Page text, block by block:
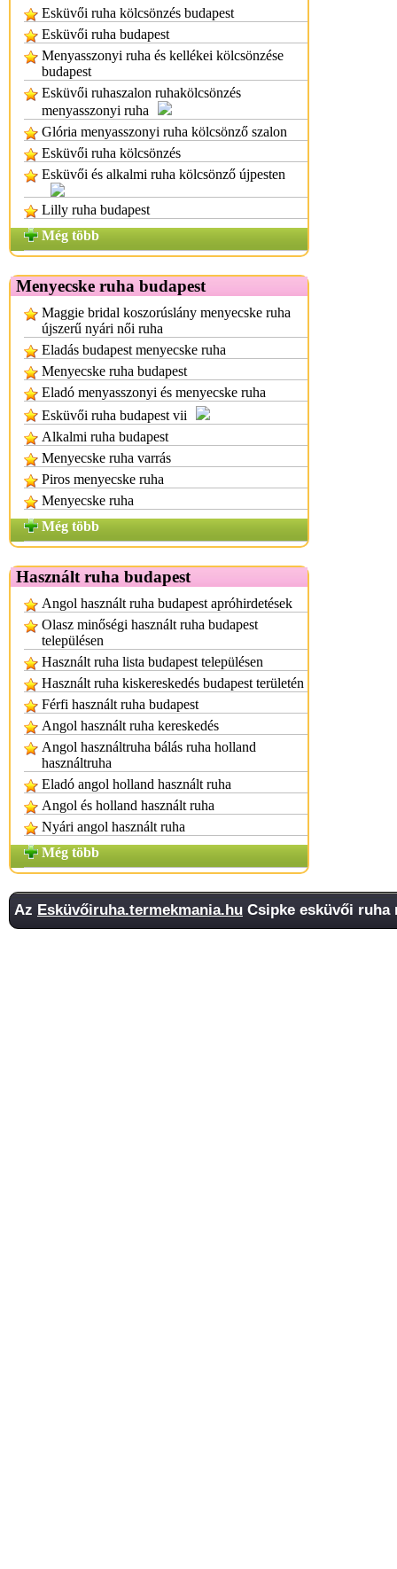
Esküvői ruha kölcsönzés budapest
Esküvői ruha budapest
Menyasszonyi ruha és kellékei kölcsönzése
budapest
Esküvői ruhaszalon ruhakölcsönzés
menyasszonyi ruha
Glória menyasszonyi ruha kölcsönző szalon
Esküvői ruha kölcsönzés
Esküvői és alkalmi ruha kölcsönző újpesten
Lilly ruha budapest
Még több
Menyecske ruha budapest
Maggie bridal koszorúslány menyecske ruha
újszerű nyári női ruha
Eladás budapest menyecske ruha
Menyecske ruha budapest
Eladó menyasszonyi és menyecske ruha
Esküvői ruha budapest vii
Alkalmi ruha budapest
Menyecske ruha varrás
Piros menyecske ruha
Menyecske ruha
Még több
Használt ruha budapest
Angol használt ruha budapest apróhirdetések
Olasz minőségi használt ruha budapest
településen
Használt ruha lista budapest településen
Használt ruha kiskereskedés budapest területén
Férfi használt ruha budapest
Angol használt ruha kereskedés
Angol használtruha bálás ruha holland
használtruha
Eladó angol holland használt ruha
Angol és holland használt ruha
Nyári angol használt ruha
Még több
Az Esküvőiruha.termekmania.hu Csipke esküvői